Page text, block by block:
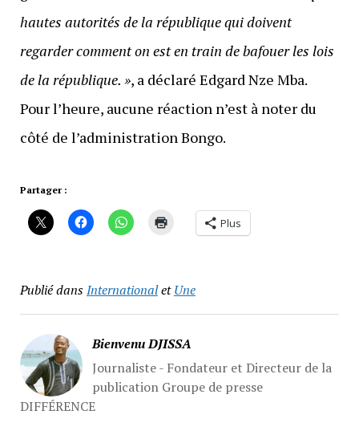
hautes autorités de la république qui doivent
regarder comment on est en train de bafouer les lois
de la république. », a déclaré Edgard Nze Mba.
Pour l’heure, aucune réaction n’est à noter du
côté de l’administration Bongo.
Partager :
Plus
Publié dansInternationaletUne
Bienvenu DJISSA
Journaliste - Fondateur et Directeur de la
publication Groupe de presse
DIFFÉRENCE